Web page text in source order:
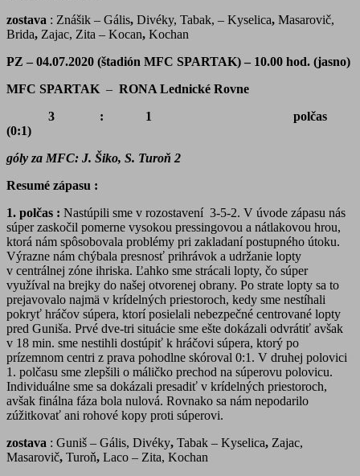
zostava : Znášik – Gális, Divéky, Tabak, – Kyselica, Masarovič,
Brida, Zajac, Zita – Kocan, Kochan
PZ – 04.07.2020 (štadión MFC SPARTAK) – 10.00 hod. (jasno)
MFC SPARTAK – RONA Lednické Rovne
3 : 1 polčas
(0:1)
góly za MFC: J. Šiko, S. Turoň 2
Resumé zápasu :
1. polčas : Nastúpili sme v rozostavení 3-5-2. V úvode zápasu nás
súper zaskočil pomerne vysokou pressingovou a nátlakovou hrou,
ktorá nám spôsobovala problémy pri zakladaní postupného útoku.
Výrazne nám chýbala presnosť prihrávok a udržanie lopty
v centrálnej zóne ihriska. Ľahko sme strácali lopty, čo súper
využíval na brejky do našej otvorenej obrany. Po strate lopty sa to
prejavovalo najmä v krídelných priestoroch, kedy sme nestíhali
pokryť hráčov súpera, ktorí posielali nebezpečné centrované lopty
pred Guniša. Prvé dve-tri situácie sme ešte dokázali odvrátiť avšak
v 18 min. sme nestihli dostúpiť k hráčovi súpera, ktorý po
prízemnom centri z prava pohodlne skóroval 0:1. V druhej polovici
1. polčasu sme zlepšili o máličko prechod na súperovu polovicu.
Individuálne sme sa dokázali presadiť v krídelných priestoroch,
avšak finálna fáza bola nulová. Rovnako sa nám nepodarilo
zúžitkovať ani rohové kopy proti súperovi.
zostava : Guniš – Gális, Divéky, Tabak – Kyselica, Zajac,
Masarovič, Turoň, Laco – Zita, Kochan